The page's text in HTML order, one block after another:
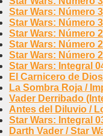
Star Wars: Número
Star Wars: Número
Star Wars: Número
Star Wars: Número
Star Wars: Número
Star Wars: Integral
El Carnicero de
La Sombra Roja /
Vader Derribado
Antes del Diluvio /
Star Wars: Integral
Darth Vader / Star